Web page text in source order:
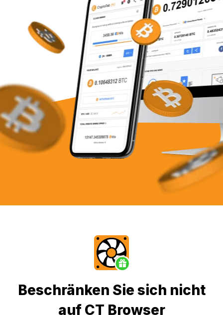
Beschränken Sie sich nicht
auf CT Browser